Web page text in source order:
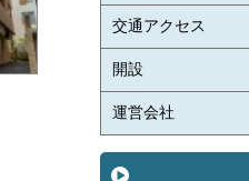
交通アクセス
開設
運営会社